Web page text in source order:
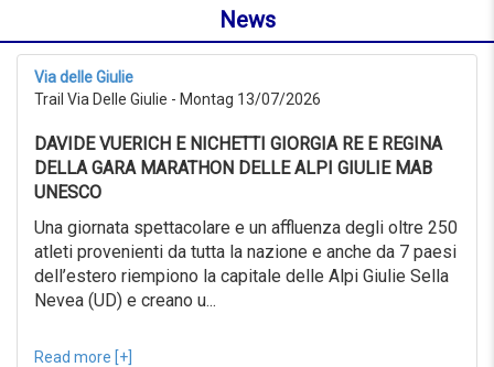
Suche
Sport
Reset
ab
08/07/2026
08/08/2026
Erweiterte
Suche
Sport
News
Via delle Giulie
Trail Via Delle Giulie - Montag 13/07/2026
DAVIDE VUERICH E NICHETTI GIORGIA RE E REGINA
DELLA GARA MARATHON DELLE ALPI GIULIE MAB
UNESCO
Una giornata spettacolare e un affluenza degli oltre 250
atleti provenienti da tutta la nazione e anche da 7 paesi
dell’estero riempiono la capitale delle Alpi Giulie Sella
Nevea (UD) e creano u...
Read more [+]